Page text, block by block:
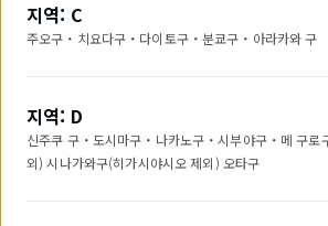
지역: C
주오구・치요다구・다이토구・분쿄구・아라카와 구
지역: D
신주쿠 구・도시마구・나카노구・시부야구・메 구로
외) 시나가와구(히가시야시오 제외) 오타구